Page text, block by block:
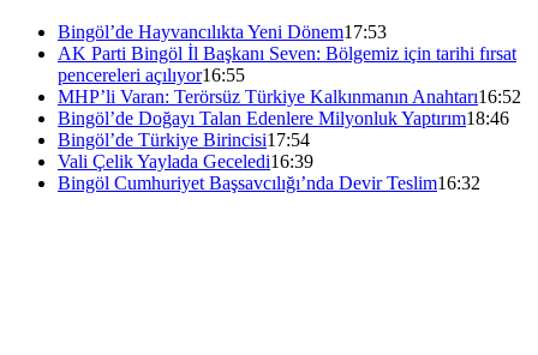
Bingöl’de Hayvancılıkta Yeni Dönem17:53
AK Parti Bingöl İl Başkanı Seven: Bölgemiz için tarihi fırsat
pencereleri açılıyor16:55
MHP’li Varan: Terörsüz Türkiye Kalkınmanın Anahtarı16:52
Bingöl’de Doğayı Talan Edenlere Milyonluk Yaptırım18:46
Bingöl’de Türkiye Birincisi17:54
Vali Çelik Yaylada Geceledi16:39
Bingöl Cumhuriyet Başsavcılığı’nda Devir Teslim16:32